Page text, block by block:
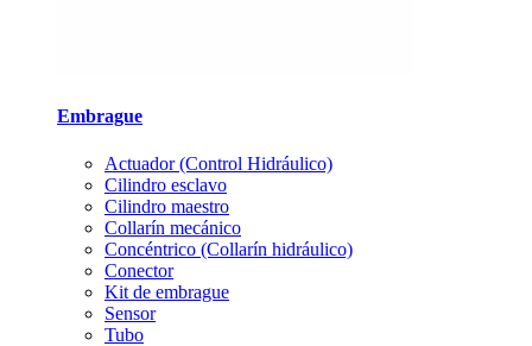
Embrague
Actuador (Control Hidráulico)
Cilindro esclavo
Cilindro maestro
Collarín mecánico
Concéntrico (Collarín hidráulico)
Conector
Kit de embrague
Sensor
Tubo